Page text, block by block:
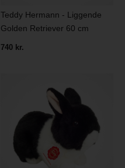
Teddy Hermann - Liggende
Golden Retriever 60 cm
740 kr.